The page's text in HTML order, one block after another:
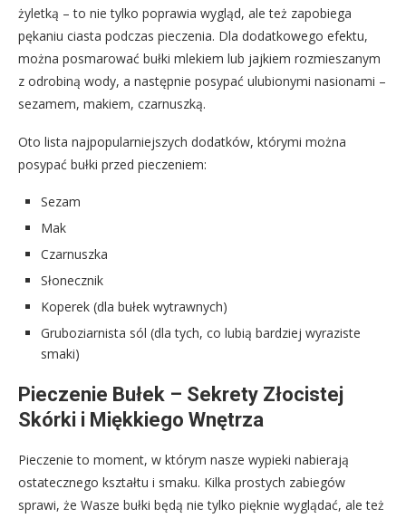
żyletką – to nie tylko poprawia wygląd, ale też zapobiega
pękaniu ciasta podczas pieczenia. Dla dodatkowego efektu,
można posmarować bułki mlekiem lub jajkiem rozmieszanym
z odrobiną wody, a następnie posypać ulubionymi nasionami –
sezamem, makiem, czarnuszką.
Oto lista najpopularniejszych dodatków, którymi można
posypać bułki przed pieczeniem:
Sezam
Mak
Czarnuszka
Słonecznik
Koperek (dla bułek wytrawnych)
Gruboziarnista sól (dla tych, co lubią bardziej wyraziste
smaki)
Pieczenie Bułek – Sekrety Złocistej
Skórki i Miękkiego Wnętrza
Pieczenie to moment, w którym nasze wypieki nabierają
ostatecznego kształtu i smaku. Kilka prostych zabiegów
sprawi, że Wasze bułki będą nie tylko pięknie wyglądać, ale też